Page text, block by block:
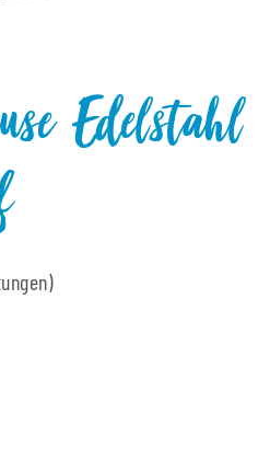
Edelstahl